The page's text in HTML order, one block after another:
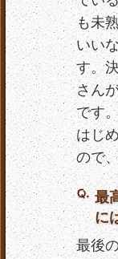
も未
いい
す。
さん
です。
はじ
ので
最
に
最後